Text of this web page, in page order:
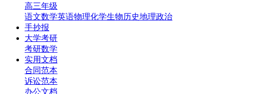
高三年级
‌语文‌数学英语‌物理‌化学‌生物‌历史‌地理‌政治
手抄报
大学考研
考研数学
实用文档
合同范本
诉讼范本
办公文档